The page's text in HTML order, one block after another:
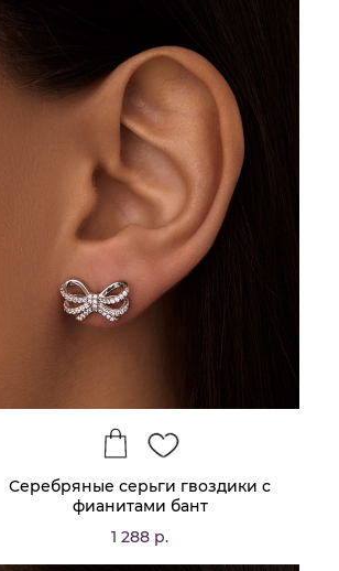
Серебряные серьги гвоздики с
фианитами бант
1 288 р.